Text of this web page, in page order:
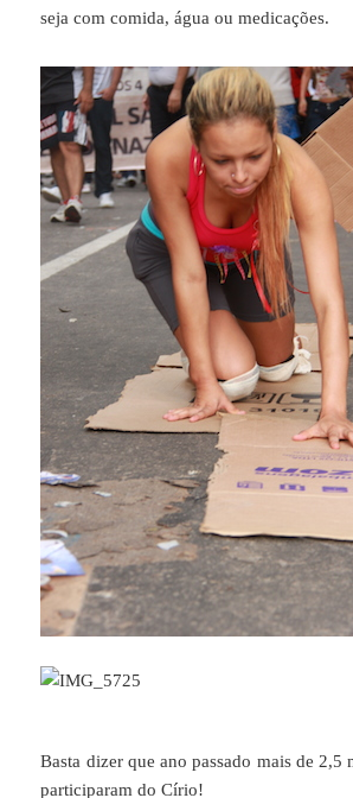
seja com comida, água ou medicações.
Basta dizer que ano passado mais de 2,5
participaram do Círio!